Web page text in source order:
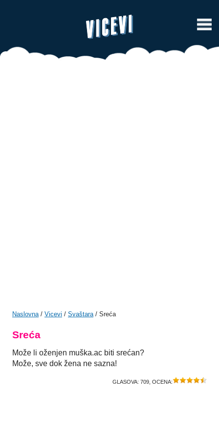
Naslovna/ Vicevi / Svaštara/ Sreća
Sreća
Može li oženjen muška.ac biti srećan?
Može, sve dok žena ne sazna!
GLASOVA: 709 , OCENA: